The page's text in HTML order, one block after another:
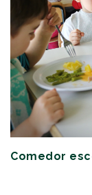
Comedor